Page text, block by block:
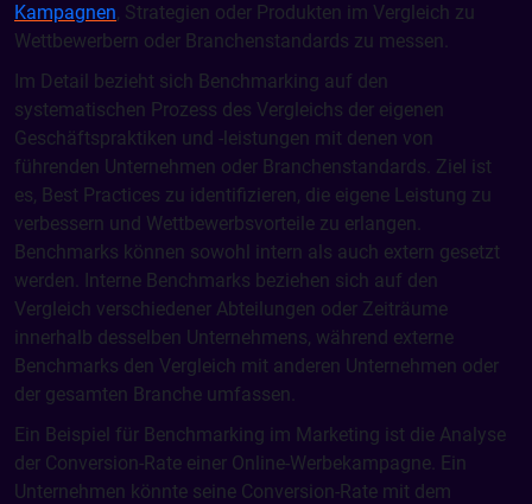
Kampagnen, Strategien oder Produkten im Vergleich zu
Wettbewerbern oder Branchenstandards zu messen.
Im Detail bezieht sich Benchmarking auf den
systematischen Prozess des Vergleichs der eigenen
Geschäftspraktiken und -leistungen mit denen von
führenden Unternehmen oder Branchenstandards. Ziel ist
es, Best Practices zu identifizieren, die eigene Leistung zu
verbessern und Wettbewerbsvorteile zu erlangen.
Benchmarks können sowohl intern als auch extern gesetzt
werden. Interne Benchmarks beziehen sich auf den
Vergleich verschiedener Abteilungen oder Zeiträume
innerhalb desselben Unternehmens, während externe
Benchmarks den Vergleich mit anderen Unternehmen oder
der gesamten Branche umfassen.
Ein Beispiel für Benchmarking im Marketing ist die Analyse
der Conversion-Rate einer Online-Werbekampagne. Ein
Unternehmen könnte seine Conversion-Rate mit dem